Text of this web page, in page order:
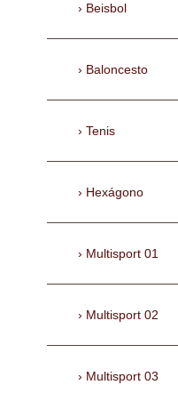
Beisbol
Baloncesto
Tenis
Hexágono
Multisport 01
Multisport 02
Multisport 03